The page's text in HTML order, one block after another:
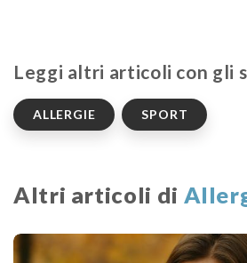
Leggi altri articoli con gli
ALLERGIE SPORT
Altri articoli di